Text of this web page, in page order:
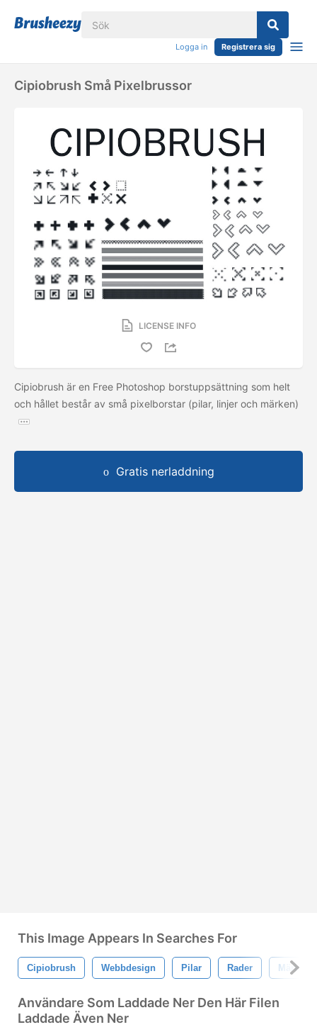
Logga in Registrera sig
Cipiobrush Små Pixelbrussor
LICENSE INFO
Cipiobrush är en Free Photoshop borstuppsättning som helt
och hållet består av små pixelborstar (pilar, linjer och märken)
Gratis nerladdning
This Image Appears In Searches For
Cipiobrush Webbdesign Pilar Rader Märken
Användare Som Laddade Ner Den Här Filen
Laddade Även Ner